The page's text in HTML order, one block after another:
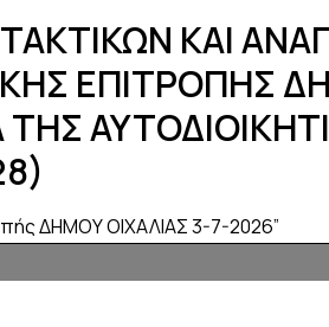
ΚΑΙ
ΕΠΙΤΡΟΠΗΣ
ΔΗΜΟΥ ΟΙΧΑΛΙΑΣ 3-7-2026”